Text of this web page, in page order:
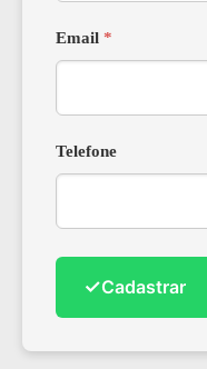
Email *
Telefone
✓Cadastrar